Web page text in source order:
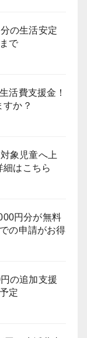
の生活安定
で
活費支援金！
か？
象児童へ上
細はこちら
円分が無料
の申請がお得
の追加支援
定